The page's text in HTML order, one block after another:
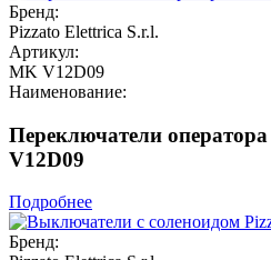
Бренд:
Pizzato Elettrica S.r.l.
Артикул:
MK V12D09
Наименование:
Переключатели
V12D09
Подробнее
Бренд: